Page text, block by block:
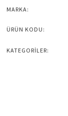
MARKA:
ÜRÜN KODU:
KATEGORİLER: